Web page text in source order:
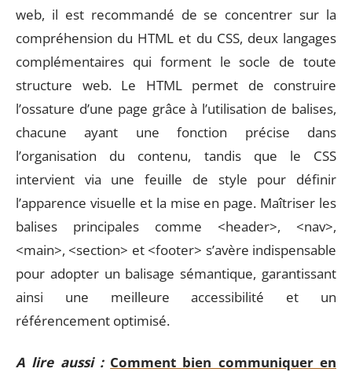
web, il est recommandé de se concentrer sur la
compréhension du HTML et du CSS, deux langages
complémentaires qui forment le socle de toute
structure web. Le HTML permet de construire
l’ossature d’une page grâce à l’utilisation de balises,
chacune ayant une fonction précise dans
l’organisation du contenu, tandis que le CSS
intervient via une feuille de style pour définir
l’apparence visuelle et la mise en page. Maîtriser les
balises principales comme <header>, <nav>,
<main>, <section> et <footer> s’avère indispensable
pour adopter un balisage sémantique, garantissant
ainsi une meilleure accessibilité et un
référencement optimisé.
A lire aussi : Comment bien communiquer en